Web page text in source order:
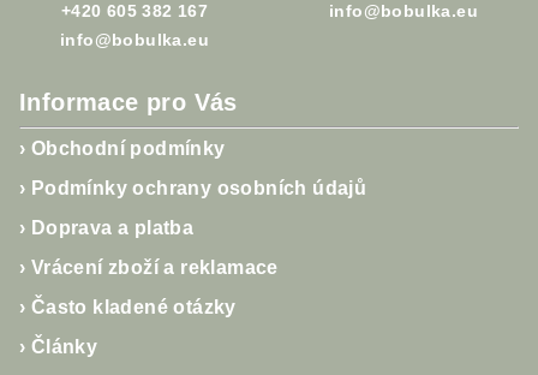
+420 605 382 167
info@bobulka.eu
info@bobulka.eu
Informace pro Vás
› Obchodní podmínky
› Podmínky ochrany osobních údajů
› Doprava a platba
› Vrácení zboží a reklamace
› Často kladené otázky
› Články